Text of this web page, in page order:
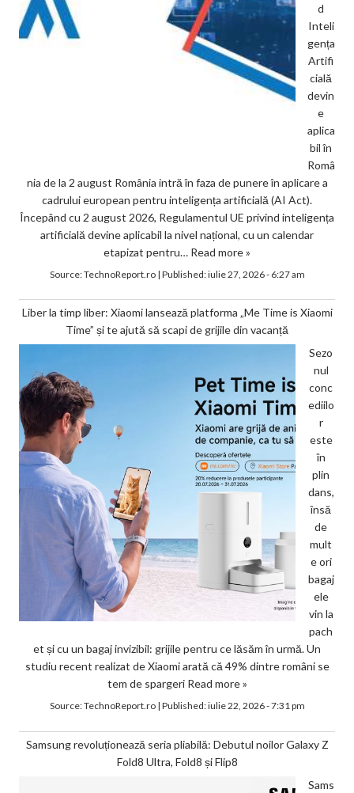
d
Inteli
gența
Artifi
cială
devin
e
aplica
bil în
Româ
nia de la 2 august România intră în faza de punere în aplicare a
cadrului european pentru inteligența artificială (AI Act).
Începând cu 2 august 2026, Regulamentul UE privind inteligența
artificială devine aplicabil la nivel național, cu un calendar
etapizat pentru… Read more »
Source:TechnoReport.ro| Published:iulie 27, 2026 - 6:27 am
Liber la timp liber: Xiaomi lansează platforma „Me Time is Xiaomi
Time” și te ajută să scapi de grijile din vacanță
Sezo
nul
conc
ediilo
r
este
în
plin
dans,
însă
de
mult
e ori
bagaj
ele
vin la
pach
et și cu un bagaj invizibil: grijile pentru ce lăsăm în urmă. Un
studiu recent realizat de Xiaomi arată că 49% dintre români se
tem de spargeri Read more »
Source:TechnoReport.ro| Published:iulie 22, 2026 - 7:31 pm
Samsung revoluționează seria pliabilă: Debutul noilor Galaxy Z
Fold8 Ultra, Fold8 și Flip8
Sams